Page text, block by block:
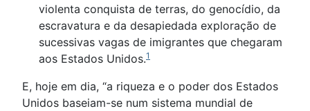
violenta conquista de terras, do genocídio, da
escravatura e da desapiedada exploração de
sucessivas vagas de imigrantes que chegaram
aos Estados Unidos.1
E, hoje em dia, “a riqueza e o poder dos Estados
Unidos baseiam-se num sistema mundial de